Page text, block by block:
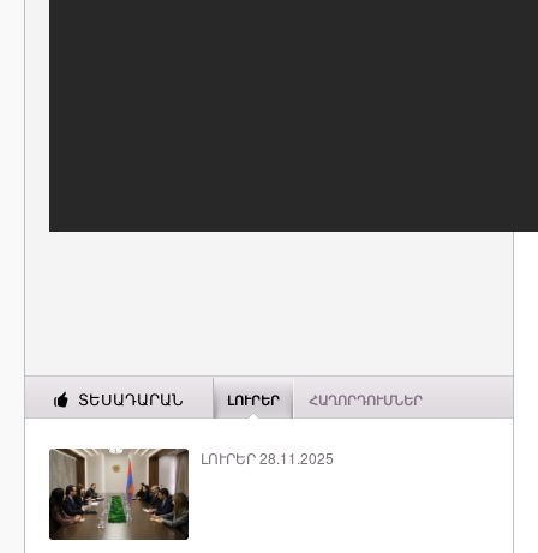
ՏԵՍԱԴԱՐԱՆ ԼՈՒՐԵՐ ՀԱՂՈՐԴՈՒՄՆԵՐ
ԼՈՒՐԵՐ 28.11.2025